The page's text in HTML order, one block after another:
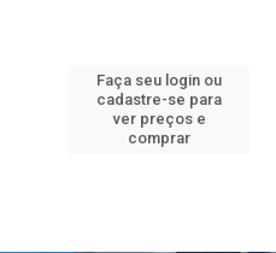
Faça seu login ou
cadastre-se para
ver preços e
comprar